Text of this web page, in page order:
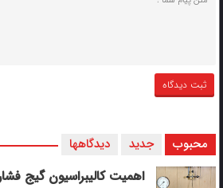
محبوب جدید دیدگاهها
اهمیت کالیبراسیون گیج فشار